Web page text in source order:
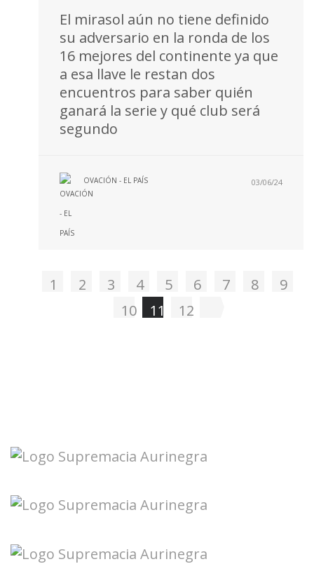
El mirasol aún no tiene definido
su adversario en la ronda de los
16 mejores del continente ya que
a esa llave le restan dos
encuentros para saber quién
ganará la serie y qué club será
segundo
OVACIÓN - EL PAÍS 03/06/24
1 2 3 4 5 6 7 8
9
10
11 12